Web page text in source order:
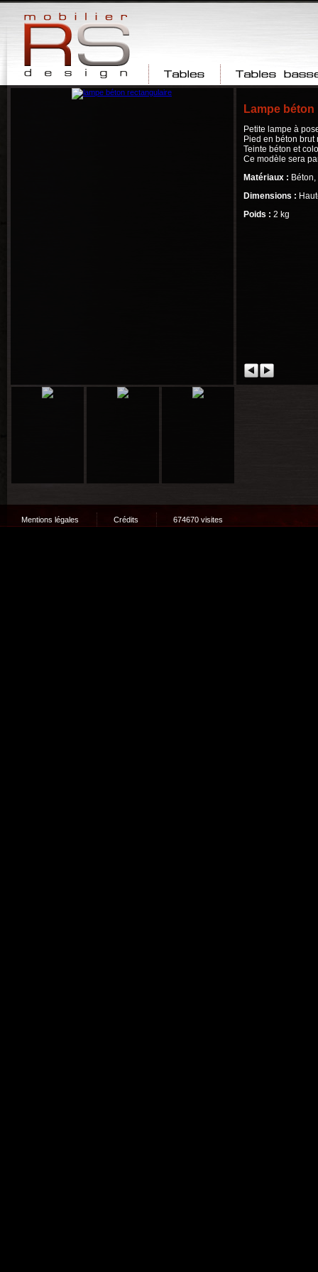
Tables Tables basses
Lampe
Petite lampe à
Pied en béton
Teinte béton et
Ce modèle sera
Matériaux :
Dimensions :
Poids : 2 kg
Mentions légales Crédits 674670 visites